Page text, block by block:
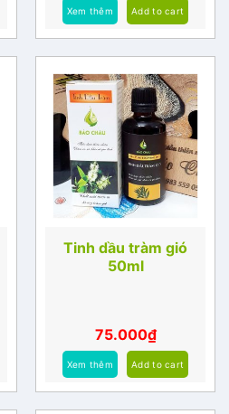
Xem thêm Add to cart
Tinh dầu tràm gió
50ml
75.000₫
Xem thêm Add to cart